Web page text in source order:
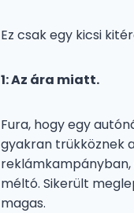
Ez csak egy kicsi
1: Az ára miatt.
Fura, hogy egy
gyakran trükköznek
méltó. Sikerült
magas.